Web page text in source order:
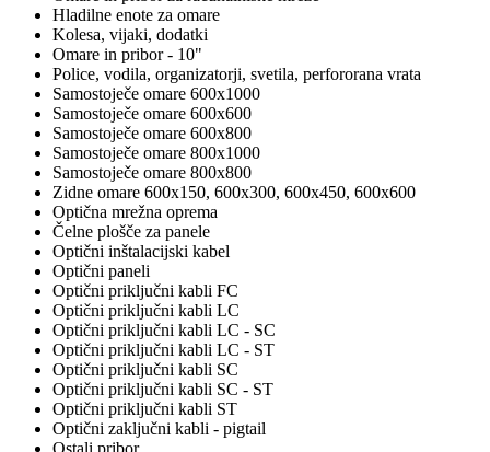
Hladilne enote za omare
Kolesa, vijaki, dodatki
Omare in pribor - 10"
Police, vodila, organizatorji, svetila, perfororana vrata
Samostoječe omare 600x1000
Samostoječe omare 600x600
Samostoječe omare 600x800
Samostoječe omare 800x1000
Samostoječe omare 800x800
Zidne omare 600x150, 600x300, 600x450, 600x600
Optična mrežna oprema
Čelne plošče za panele
Optični inštalacijski kabel
Optični paneli
Optični priključni kabli FC
Optični priključni kabli LC
Optični priključni kabli LC - SC
Optični priključni kabli LC - ST
Optični priključni kabli SC
Optični priključni kabli SC - ST
Optični priključni kabli ST
Optični zaključni kabli - pigtail
Ostali pribor